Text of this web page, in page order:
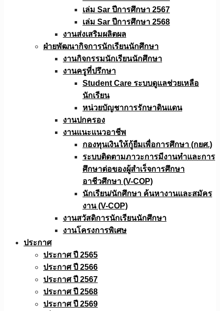
เล่ม Sar ปีการศึกษา 2567
เล่ม Sar ปีการศึกษา 2568
งานส่งเสริมผลิตผล
ฝ่ายพัฒนากิจการนักเรียนนักศึกษา
งานกิจกรรมนักเรียนนักศึกษา
งานครูที่ปรึกษา
Student Care ระบบดูแลช่วยเหลือ
นักเรียน
หน่วยบัญชาการรักษาดินแดน
งานปกครอง
งานแนะแนวอาชีพ
กองทุนเงินให้กู้ยืมเพื่อการศึกษา (กยศ.)
ระบบติดตามภาวะการมีงานทำและการ
ศึกษาต่อของผู้สำเร็จการศึกษา
อาชีวศึกษา (V-COP)
นักเรียน/นักศึกษา ค้นหางานและสมัคร
งาน (V-COP)
งานสวัสดิการนักเรียนนักศึกษา
งานโครงการพิเศษ
ประกาศ
ประกาศ ปี 2565
ประกาศ ปี 2566
ประกาศ ปี 2567
ประกาศ ปี 2568
ประกาศ ปี 2569